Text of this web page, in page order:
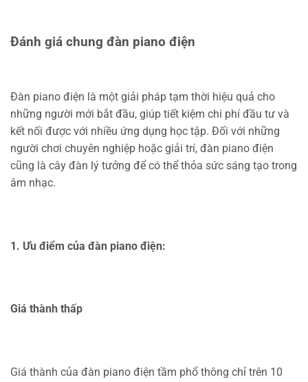
Đánh giá chung đàn piano điện
Đàn piano điện là một giải pháp tạm thời hiệu quả cho
những người mới bắt đầu, giúp tiết kiệm chi phí đầu tư và
kết nối được với nhiều ứng dụng học tập. Đối với những
người chơi chuyên nghiệp hoặc giải trí, đàn piano điện
cũng là cây đàn lý tưởng để có thể thỏa sức sáng tạo trong
âm nhạc.
1. Ưu điểm của đàn piano điện:
Giá thành thấp
Giá thành của đàn piano điện tầm phổ thông chỉ trên 10